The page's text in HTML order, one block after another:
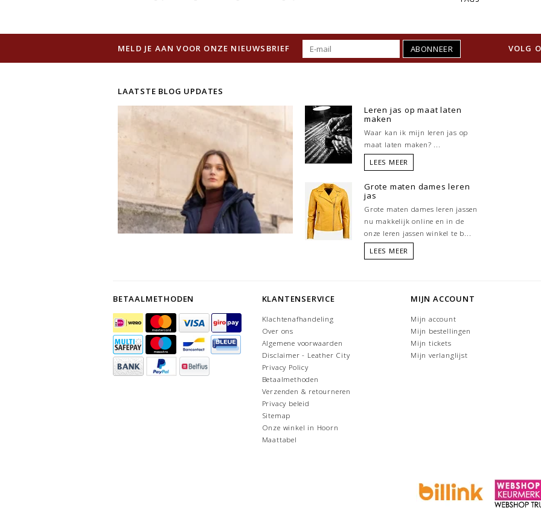
MELD JE AAN VOOR ONZE NIEUWSBRIEF ABONNEER VOLG
LAATSTE BLOG UPDATES
Leren jas op maat laten
maken
Waar kan ik mijn leren jas op
maat laten maken? ...
LEES MEER
Grote maten dames leren
jas
Grote maten dames leren jassen
nu makkelijk online en in de
onze leren jassen winkel te b...
LEES MEER
BETAALMETHODEN KLANTENSERVICE
Klachtenafhandeling
Over ons
Algemene voorwaarden
Disclaimer - Leather City
Privacy Policy
Betaalmethoden
Verzenden & retourneren
Privacy beleid
Sitemap
Onze winkel in Hoorn
Maattabel
MIJN ACCOUNT
Mijn account
Mijn bestellingen
Mijn tickets
Mijn verlanglijst